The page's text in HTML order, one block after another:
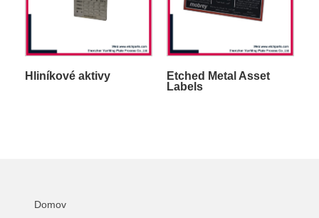
Hliníkové aktivy
Etched Metal Asset
Labels
Domov